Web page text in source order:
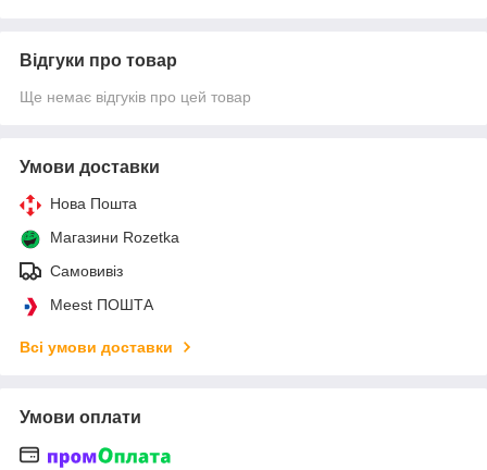
Відгуки про товар
Ще немає відгуків про цей товар
Умови доставки
Нова Пошта
Магазини Rozetka
Самовивіз
Meest ПОШТА
Всі умови доставки
Умови оплати